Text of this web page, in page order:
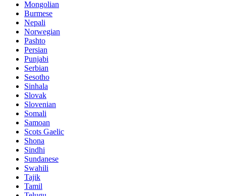
Mongolian
Burmese
Nepali
Norwegian
Pashto
Persian
Punjabi
Serbian
Sesotho
Sinhala
Slovak
Slovenian
Somali
Samoan
Scots Gaelic
Shona
Sindhi
Sundanese
Swahili
Tajik
Tamil